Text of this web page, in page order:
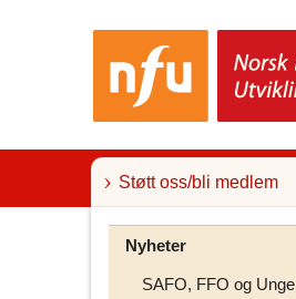
o
Støtt oss/bli medlem
Nyheter
SAFO, FFO og Unge